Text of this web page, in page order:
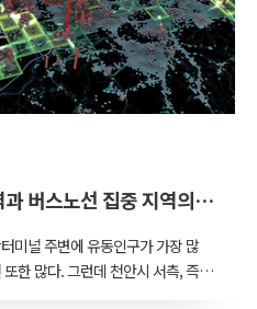
작용량이 가장 많지만, 그 외에..
버스노선 집중 지역의
미널 주변에 유동인구가 가장 많
한 많다. 그런데 천안시 서측, 즉